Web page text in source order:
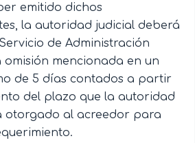
emitido dichos
la autoridad judicial deberá
de Administración
mencionada en un
de 5 días contados a partir
del plazo que la autoridad
otorgado al acreedor para